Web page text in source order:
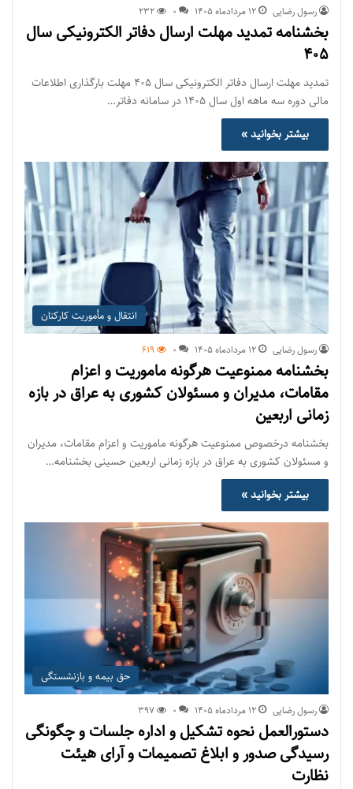
رسول رضایی ۱۲ مرداد‌ماه ۱۴۰۵ 0
232
بخشنامه تمدید مهلت ارسال دفاتر الکترونیکی سال
۴۰۵
تمدید مهلت ارسال دفاتر الکترونیکی سال ۴۰۵ مهلت بارگذاری اطلاعات
مالی دوره سه ماهه اول سال ۱۴۰۵ در سامانه دفاتر…
بیشتر بخوانید »
انتقال و مأموریت کارکنان
رسول رضایی ۱۲ مرداد‌ماه ۱۴۰۵ 0
619
بخشنامه ممنوعیت هرگونه ماموریت و اعزام
مقامات، مدیران و مسئولان کشوری به عراق در بازه
زمانی اربعین
بخشنامه درخصوص ممنوعیت هرگونه ماموریت و اعزام مقامات، مدیران
و مسئولان کشوری به عراق در بازه زمانی اربعین حسینی بخشنامه…
بیشتر بخوانید »
حق بیمه و بازنشستگی
رسول رضایی ۱۲ مرداد‌ماه ۱۴۰۵ 0
397
دستورالعمل نحوه تشکیل و اداره جلسات و چگونگی
رسیدگی صدور و ‏ابلاغ تصمیمات و‎ ‎آرای هیئت
نظارت